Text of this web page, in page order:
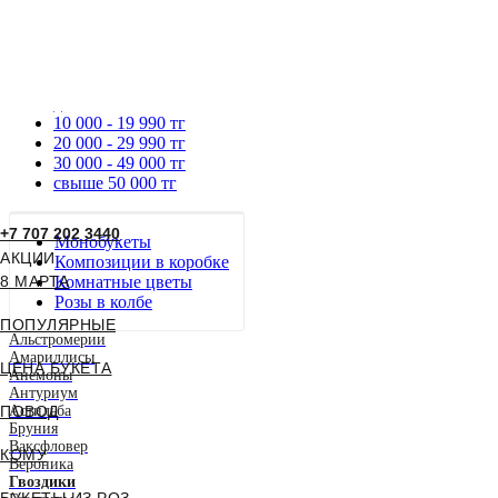
+7 707 202 3440
АКЦИИ
8 МАРТА
ПОПУЛЯРНЫЕ
ЦЕНА БУКЕТА
ПОВОД
КОМУ
10 000 - 19 990 тг
20 000 - 29 990 тг
30 000 - 49 000 тг
свыше 50 000 тг
Монобукеты
Композиции в коробке
Комнатные цветы
Розы в колбе
Альстромерии
Амариллисы
Анемоны
Антуриум
Астильба
Бруния
Ваксфловер
Вероника
Гвоздики